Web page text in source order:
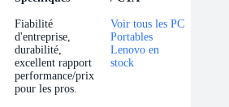
Avantages Pro
Spécifiques
Ancre de Lien
/ CTA
Fiabilité
d'entreprise,
durabilité,
excellent rapport
performance/prix
pour les pros.
Voir tous les PC
Portables
Lenovo en
stock